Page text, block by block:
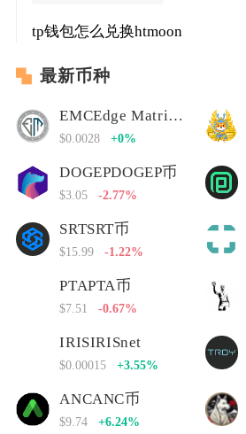
tp钱包怎么兑换htmoon
最新币种
EMCEdge Matrix Chain
$0.0028 +0%
DOGEPDOGEP币
$3.05 -2.77%
SRTSRT币
$15.99 -1.22%
PTAPTA币
$7.51 -0.67%
IRISIRISnet
$0.00015 +3.55%
ANCANC币
$9.74 +6.24%